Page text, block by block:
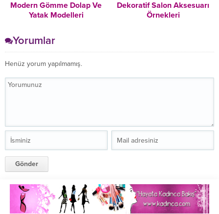
Modern Gömme Dolap Ve
Yatak Modelleri
Dekoratif Salon Aksesuarı
Örnekleri
Yorumlar
Henüz yorum yapılmamış.